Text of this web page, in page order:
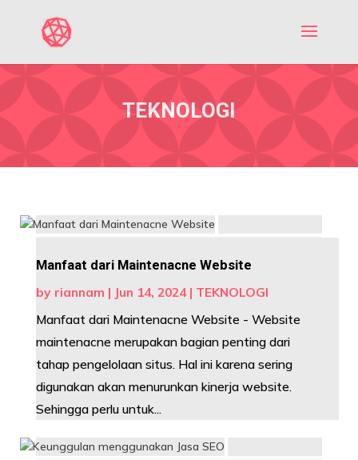
TEKNOLOGI
Manfaat dari Maintenacne Website
by riannam | Jun 14, 2024| TEKNOLOGI
Manfaat dari Maintenacne Website - Website
maintenacne merupakan bagian penting dari
tahap pengelolaan situs. Hal ini karena sering
digunakan akan menurunkan kinerja website.
Sehingga perlu untuk...